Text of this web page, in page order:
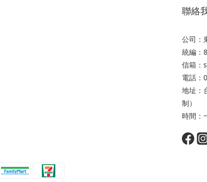
聯絡
公司：
統編：
信箱：
電話：
地址：
制）
時間：